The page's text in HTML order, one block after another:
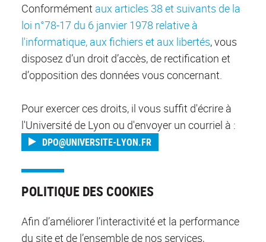
Conformément aux articles 38 et suivants de la
loi n°78-17 du 6 janvier 1978 relative à
l'informatique, aux fichiers et aux libertés, vous
disposez d’un droit d’accès, de rectification et
d’opposition des données vous concernant.
Pour exercer ces droits, il vous suffit d'écrire à
l'Université de Lyon ou d'envoyer un courriel à :
DPO@UNIVERSITE-LYON.FR
POLITIQUE DES COOKIES
Afin d’améliorer l’interactivité et la performance
du site et de l’ensemble de nos services,